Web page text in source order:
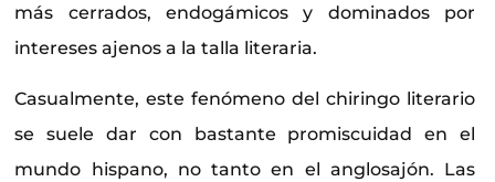
más cerrados, endogámicos y dominados por
intereses ajenos a la talla literaria.
Casualmente, este fenómeno del chiringo literario
se suele dar con bastante promiscuidad en el
mundo hispano, no tanto en el anglosajón. Las